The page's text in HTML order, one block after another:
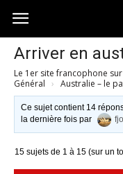
Australia-
australie.com
Arriver en
Le 1er site francophone
Général › Australie – le
Ce sujet contient 14
la dernière fois par
15 sujets de 1 à 15 (sur un